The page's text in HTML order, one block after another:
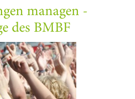
managen -
des BMBF